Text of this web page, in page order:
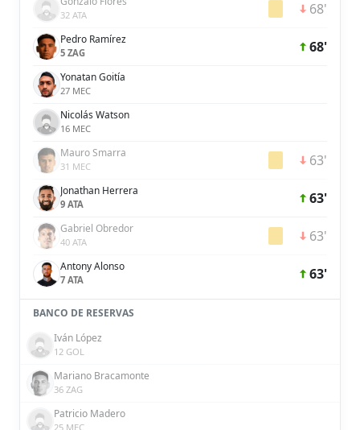
32 ATA 68'
Pedro Ramírez
5 ZAG 68'
Yonatan Goitía
27 MEC
Nicolás Watson
16 MEC
Mauro Smarra
31 MEC 63'
Jonathan Herrera
9 ATA 63'
Gabriel Obredor
40 ATA 63'
Antony Alonso
7 ATA 63'
BANCO DE RESERVAS
Iván López
12 GOL
Mariano Bracamonte
36 ZAG
Patricio Madero
25 MEC